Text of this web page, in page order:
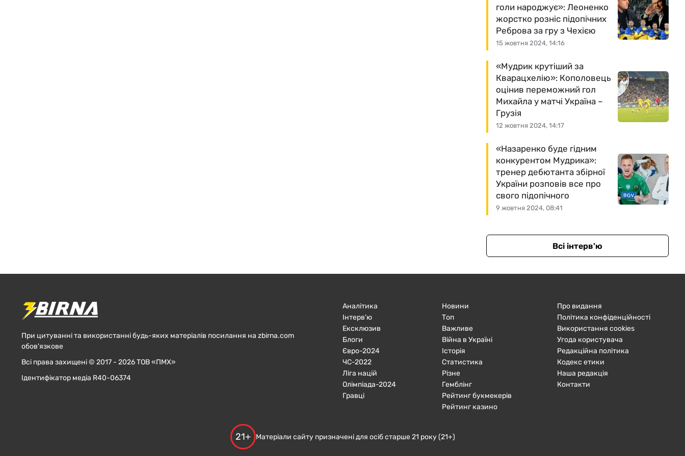
15 жовтня 2024, 14:16
голи народжує»: Леоненко
жорстко розніс підопічних
Реброва за гру з Чехією
12 жовтня 2024, 14:17
«Мудрик крутіший за
Кварацхелію»: Кополовець
оцінив переможний гол
Михайла у матчі Україна –
Грузія
9 жовтня 2024, 08:41
«Назаренко буде гідним
конкурентом Мудрика»:
тренер дебютанта збірної
України розповів все про
свого підопічного
Всі інтерв'ю
При цитуванні та використанні будь-яких матеріалів посилання на zbirna.com
обов'язкове
Всі права захищені © 2017 - 2026 ТОВ «ПМХ»
Ідентифікатор медіа R40-06374
Аналітика
Інтерв'ю
Ексклюзив
Блоги
Євро-2024
ЧC-2022
Ліга націй
Олімпіада-2024
Гравці
Новини
Топ
Важливе
Війна в Україні
Історія
Статистика
Різне
Гемблінг
Рейтинг букмекерів
Рейтинг казино
Про видання
Політика конфіденційності
Використання cookies
Угода користувача
Редакційна політика
Кодекс етики
Наша редакція
Контакти
21+ Матеріали сайту призначені для осіб старше 21 року (21+)